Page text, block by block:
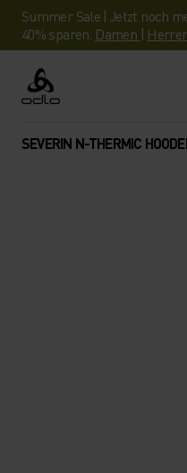
Summer Sale | Jetzt noch
40% sparen. Damen |
Odlo
SEVERIN N-THERMIC